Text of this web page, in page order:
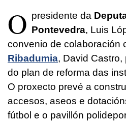
O presidente da
Pontevedra, Luis
convenio de colaboración
Ribadumia, David
do plan de reforma das
O proxecto prevé a
accesos, aseos e
fútbol e o pavillón